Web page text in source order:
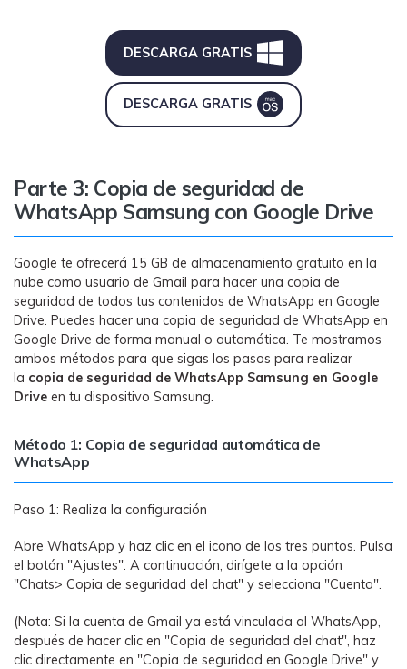
DESCARGA GRATIS
DESCARGA GRATIS
Parte 3: Copia de seguridad de
WhatsApp Samsung con Google Drive
Google te ofrecerá 15 GB de almacenamiento gratuito en la
nube como usuario de Gmail para hacer una copia de
seguridad de todos tus contenidos de WhatsApp en Google
Drive. Puedes hacer una copia de seguridad de WhatsApp en
Google Drive de forma manual o automática. Te mostramos
ambos métodos para que sigas los pasos para realizar
la copia de seguridad de WhatsApp Samsung en Google
Drive en tu dispositivo Samsung.
Método 1: Copia de seguridad automática de
WhatsApp
Paso 1: Realiza la configuración
Abre WhatsApp y haz clic en el icono de los tres puntos. Pulsa
el botón "Ajustes". A continuación, dirígete a la opción
"Chats> Copia de seguridad del chat" y selecciona "Cuenta".
(Nota: Si la cuenta de Gmail ya está vinculada al WhatsApp,
después de hacer clic en "Copia de seguridad del chat", haz
clic directamente en "Copia de seguridad en Google Drive" y